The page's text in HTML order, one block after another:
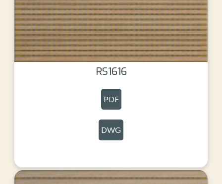
RS1616
PDF
DWG